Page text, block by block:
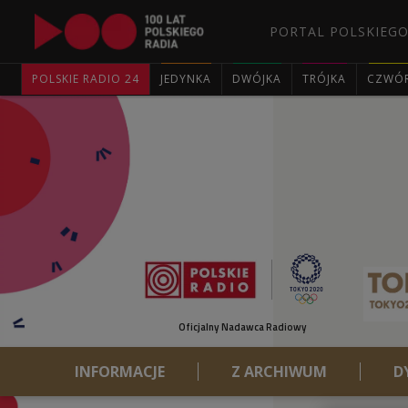
PORTAL
POLSKIE RADIO 24 JEDYNKA DWÓJKA TRÓJKA
Oficjalny Nadawca Radiowy
INFORMACJE Z ARCHIWUM